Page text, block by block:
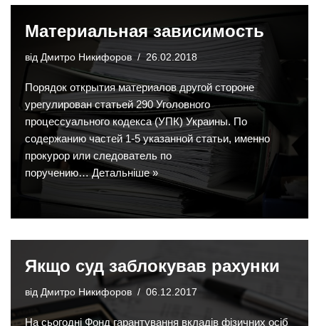
Материальная зависимость
від Дмитро Никифоров 26.02.2018
Порядок открытия материалов другой стороне
урегулирован статьей 290 Уголовного
процессуального кодекса (УПК) Украины. По
содержанию частей 1-5 указанной статьи, именно
прокурор или следователь по
поручению…Детальніше »
Якщо суд заблокував рахунки
від Дмитро Никифоров 06.12.2017
На сьогодні Фонд гарантування вкладів фізичних осіб